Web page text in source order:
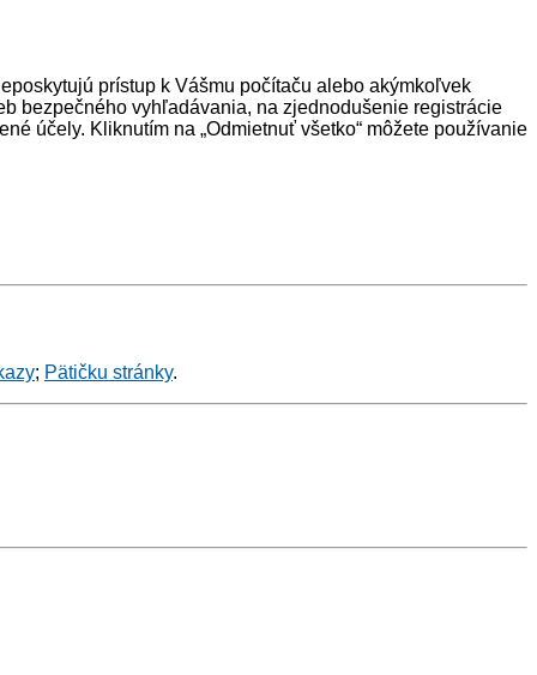
prístup k Vášmu počítaču alebo akýmkoľvek
bezpečného vyhľadávania, na zjednodušenie registrácie
účely. Kliknutím na „Odmietnuť všetko“ môžete používanie
; Pätičku stránky.